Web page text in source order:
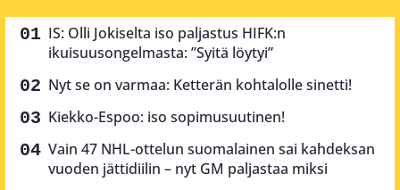
IS: Olli Jokiselta iso paljastus HIFK:n
ikuisuusongelmasta: ”Syitä löytyi”
Nyt se on varmaa: Ketterän kohtalolle sinetti!
Kiekko-Espoo: iso sopimusuutinen!
Vain 47 NHL-ottelun suomalainen sai kahdeksan
vuoden jättidiilin – nyt GM paljastaa miksi